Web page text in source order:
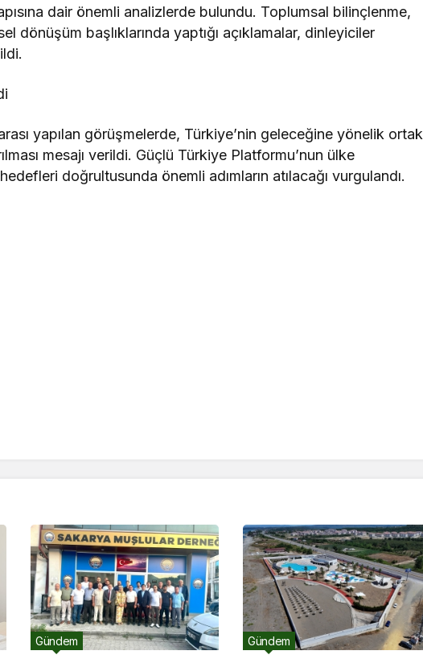
dair önemli analizlerde bulundu. Toplumsal bilinçlenme,
dönüşüm başlıklarında yaptığı açıklamalar, dinleyiciler
yapılan görüşmelerde, Türkiye’nin geleceğine yönelik ortak
mesajı verildi. Güçlü Türkiye Platformu’nun ülke
doğrultusunda önemli adımların atılacağı vurgulandı.
Gündem Gündem